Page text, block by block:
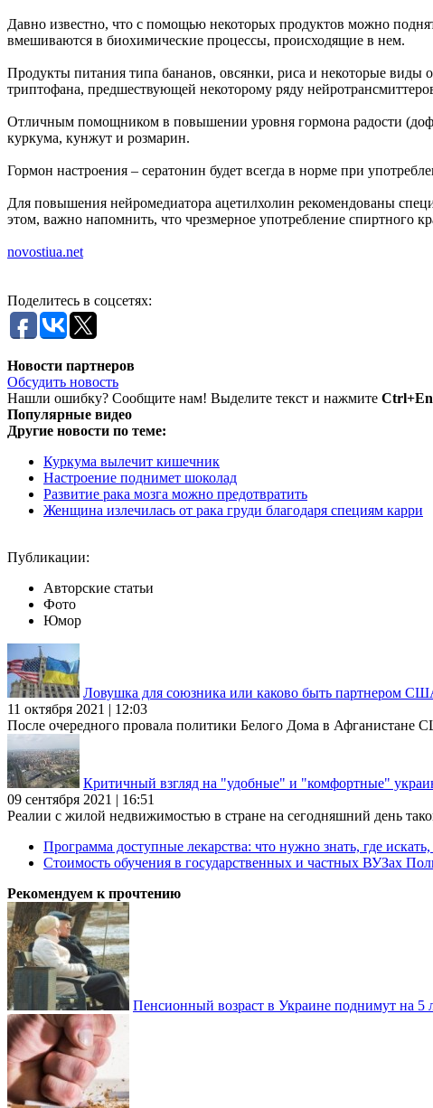
Давно известно, что с помощью некоторых продуктов можно
вмешиваются в биохимические процессы, происходящие в нем.
Продукты питания типа бананов, овсянки, риса и некоторые виды
триптофана, предшествующей некоторому ряду
Отличным помощником в повышении уровня гормона радости
куркума, кунжут и розмарин.
Гормон настроения – сератонин будет всегда в норме при
Для повышения нейромедиатора ацетилхолин рекомендованы
этом, важно напомнить, что чрезмерное употребление спиртного
novostiua.net
Поделитесь в соцсетях:
Новости партнеров
Обсудить новость
Нашли ошибку? Сообщите нам! Выделите текст и нажмите
Популярные видео
Другие новости по теме:
Куркума вылечит кишечник
Настроение поднимет шоколад
Развитие рака мозга можно предотвратить
Женщина излечилась от рака груди благодаря специям карри
Публикации:
Авторские статьи
Фото
Юмор
Ловушка для союзника или каково быть партнером
11 октября 2021 | 12:03
После очередного провала политики Белого Дома в Афганистане
Критичный взгляд на "удобные" и "комфортные"
09 сентября 2021 | 16:51
Реалии с жилой недвижимостью в стране на сегодняшний день
Программа доступные лекарства: что нужно знать, где
Стоимость обучения в государственных и частных ВУЗах
Рекомендуем к прочтению
Пенсионный возраст в Украине поднимут на 5